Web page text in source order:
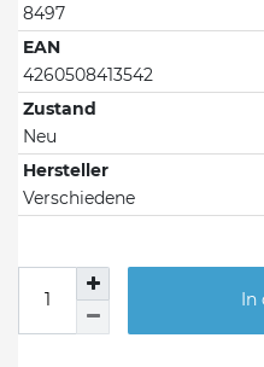
8497
EAN
4260508413542
Zustand
Neu
Hersteller
Verschiedene
In